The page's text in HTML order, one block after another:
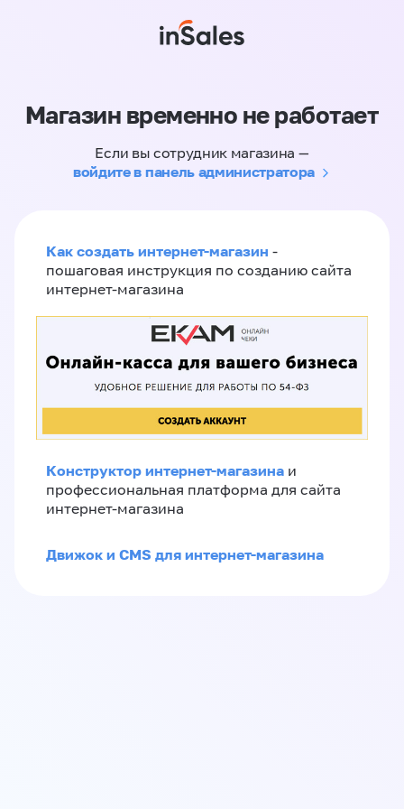
Магазин временно не работает
Если вы сотрудник магазина —
войдите в панель администратора
Как создать интернет-магазин -
пошаговая инструкция по созданию сайта
интернет-магазина
Конструктор интернет-магазина и
профессиональная платформа для сайта
интернет-магазина
Движок и CMS для интернет-магазина